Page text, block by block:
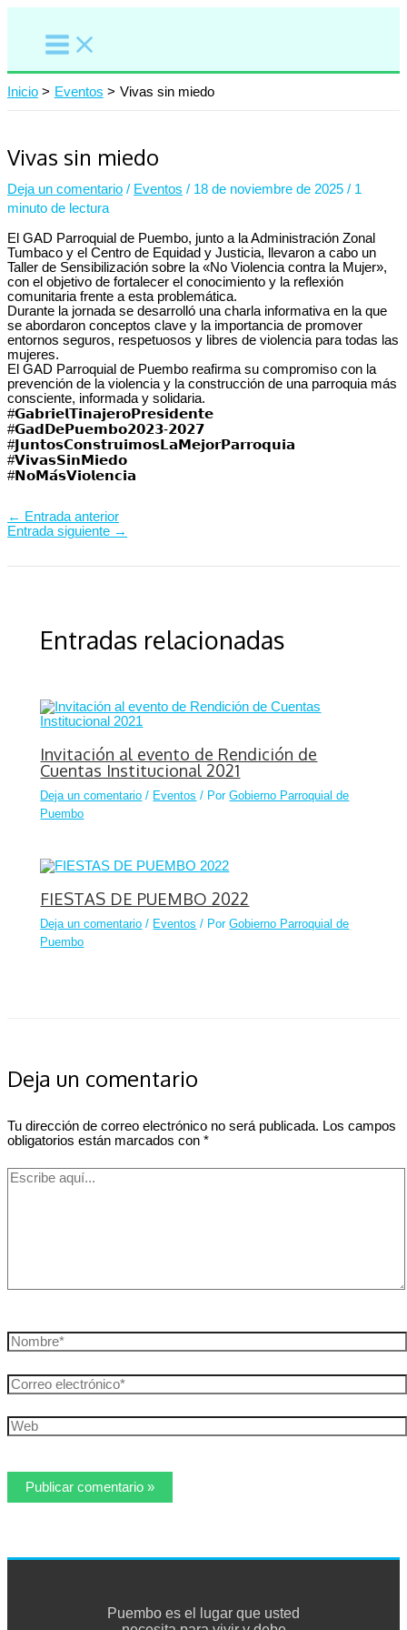
contenido
Inicio Eventos Vivas sin miedo
Vivas sin miedo
Deja un comentario / Eventos / 18 de noviembre de 2025 / 1
minuto de lectura
El GAD Parroquial de Puembo, junto a la Administración Zonal
Tumbaco y el Centro de Equidad y Justicia, llevaron a cabo un
Taller de Sensibilización sobre la «No Violencia contra la Mujer»,
con el objetivo de fortalecer el conocimiento y la reflexión
comunitaria frente a esta problemática.
Durante la jornada se desarrolló una charla informativa en la que
se abordaron conceptos clave y la importancia de promover
entornos seguros, respetuosos y libres de violencia para todas las
mujeres.
El GAD Parroquial de Puembo reafirma su compromiso con la
prevención de la violencia y la construcción de una parroquia más
consciente, informada y solidaria.
#𝗚𝗮𝗯𝗿𝗶𝗲𝗹𝗧𝗶𝗻𝗮𝗷𝗲𝗿𝗼𝗣𝗿𝗲𝘀𝗶𝗱𝗲𝗻𝘁𝗲⁣⁣⁣⁣⁣
#𝗚𝗮𝗱𝗗𝗲𝗣𝘂𝗲𝗺𝗯𝗼𝟮𝟬𝟮𝟯-𝟮𝟬𝟮𝟳⁣⁣⁣⁣⁣
#𝗝𝘂𝗻𝘁𝗼𝘀𝗖𝗼𝗻𝘀𝘁𝗿𝘂𝗶𝗺𝗼𝘀𝗟𝗮𝗠𝗲𝗷𝗼𝗿𝗣𝗮𝗿𝗿𝗼𝗾𝘂𝗶𝗮⁣⁣⁣⁣⁣
#𝗩𝗶𝘃𝗮𝘀𝗦𝗶𝗻𝗠𝗶𝗲𝗱𝗼
#𝗡𝗼𝗠𝗮́𝘀𝗩𝗶𝗼𝗹𝗲𝗻𝗰𝗶𝗮
← Entrada anterior
Entrada siguiente →
Entradas relacionadas
Invitación al evento de Rendición de
Cuentas Institucional 2021
Deja un comentario / Eventos / PorGobierno Parroquial de
Puembo
FIESTAS DE PUEMBO 2022
Deja un comentario / Eventos / PorGobierno Parroquial de
Puembo
Deja un comentario
Tu dirección de correo electrónico no será publicada. Los campos
obligatorios están marcados con *
Escribe
Nombre*
Correo
electrónico*
Web
Puembo es el lugar que usted